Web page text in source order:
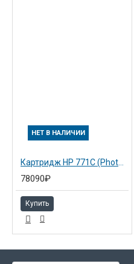
НЕТ В НАЛИЧИИ
78090₽
Купить